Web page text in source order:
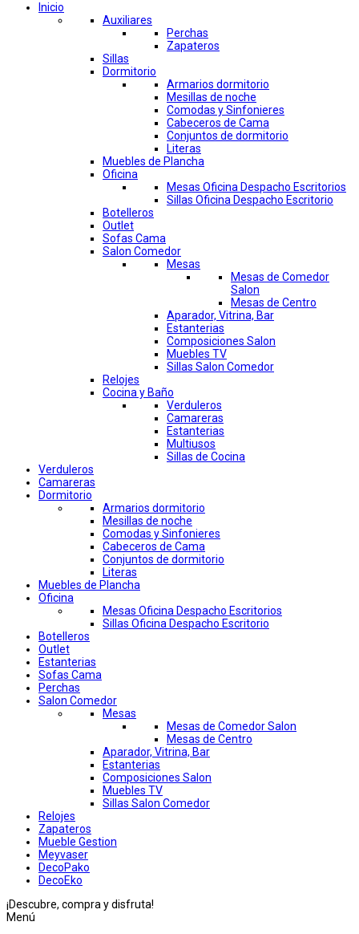
Inicio
Auxiliares
Perchas
Zapateros
Sillas
Dormitorio
Armarios dormitorio
Mesillas de noche
Comodas y Sinfonieres
Cabeceros de Cama
Conjuntos de dormitorio
Literas
Muebles de Plancha
Oficina
Mesas Oficina Despacho Escritorios
Sillas Oficina Despacho Escritorio
Botelleros
Outlet
Sofas Cama
Salon Comedor
Mesas
Mesas de Comedor
Salon
Mesas de Centro
Aparador, Vitrina, Bar
Estanterias
Composiciones Salon
Muebles TV
Sillas Salon Comedor
Relojes
Cocina y Baño
Verduleros
Camareras
Estanterias
Multiusos
Sillas de Cocina
Verduleros
Camareras
Dormitorio
Armarios dormitorio
Mesillas de noche
Comodas y Sinfonieres
Cabeceros de Cama
Conjuntos de dormitorio
Literas
Muebles de Plancha
Oficina
Mesas Oficina Despacho Escritorios
Sillas Oficina Despacho Escritorio
Botelleros
Outlet
Estanterias
Sofas Cama
Perchas
Salon Comedor
Mesas
Mesas de Comedor Salon
Mesas de Centro
Aparador, Vitrina, Bar
Estanterias
Composiciones Salon
Muebles TV
Sillas Salon Comedor
Relojes
Zapateros
Mueble Gestion
Meyvaser
DecoPako
DecoEko
¡Descubre, compra y disfruta!
Menú